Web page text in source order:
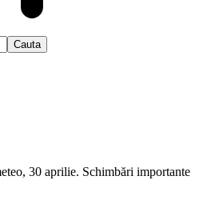
30 aprilie. Schimbări importante